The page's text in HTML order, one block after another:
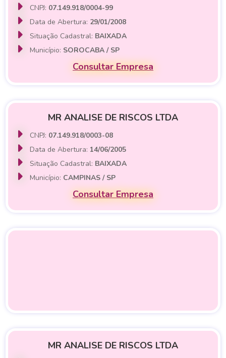
CNPJ: 07.149.918/0004-99
Data de Abertura: 29/01/2008
Situação Cadastral: BAIXADA
Município: SOROCABA / SP
Consultar Empresa
MR ANALISE DE RISCOS LTDA
CNPJ: 07.149.918/0003-08
Data de Abertura: 14/06/2005
Situação Cadastral: BAIXADA
Município: CAMPINAS / SP
Consultar Empresa
MR ANALISE DE RISCOS LTDA